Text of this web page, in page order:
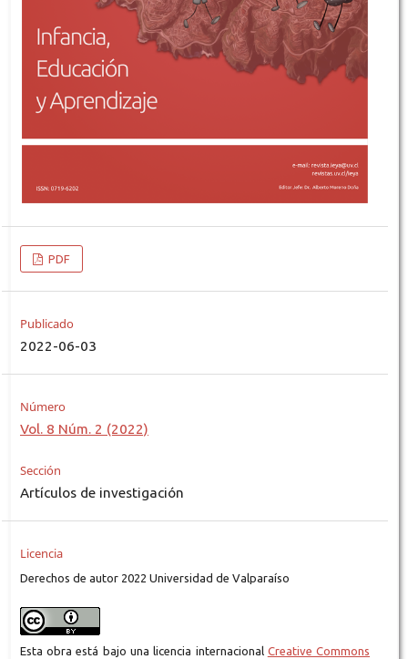
PDF
Publicado
2022-06-03
Número
Vol. 8 Núm. 2 (2022)
Sección
Artículos de investigación
Licencia
Derechos de autor 2022 Universidad de Valparaíso
Esta obra está bajo una licencia internacional Creative Commons